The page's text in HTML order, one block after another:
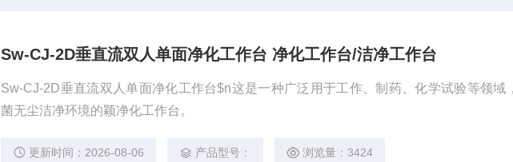
Sw-CJ-2D垂直流双人单面净化工作台 净化工作台/洁净工作台
Sw-CJ-2D垂直流双人单面净化工作台$n这是一种广泛用于工作、制药、化学试验等领域
菌无尘洁净环境的颖净化工作台。
更新时间：2026-08-06 产品型号： 浏览量：3424